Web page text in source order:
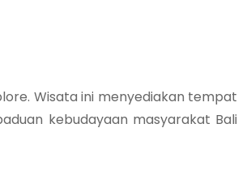
Wisata ini menyediakan tempat
kebudayaan masyarakat Bali